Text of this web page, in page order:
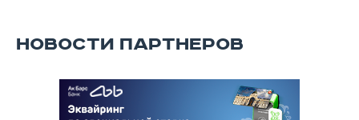
НОВОСТИ ПАРТНЕРОВ